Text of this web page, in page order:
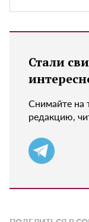
Стали
Снимайте на
редакцию,